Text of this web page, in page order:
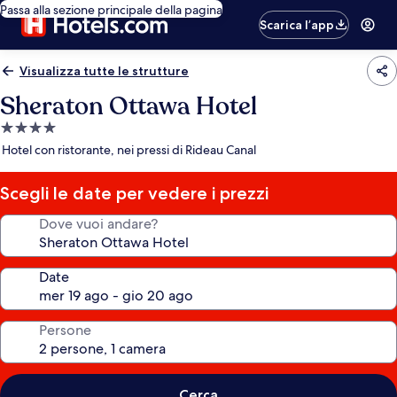
Passa alla sezione principale della pagina
Scarica l’app
Visualizza tutte le strutture
Sheraton Ottawa Hotel
Struttura
a
stelle
Hotel con ristorante, nei pressi di Rideau Canal
Scegli le date per vedere i prezzi
Dove vuoi andare?
Date
Persone